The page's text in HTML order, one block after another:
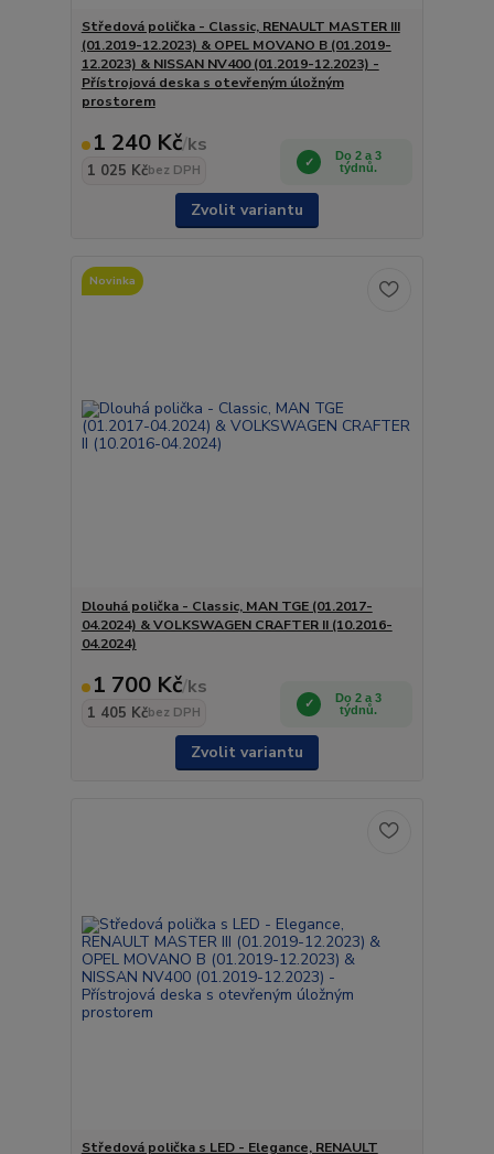
Středová polička - Classic, RENAULT MASTER III
(01.2019-12.2023) & OPEL MOVANO B (01.2019-
12.2023) & NISSAN NV400 (01.2019-12.2023) -
Přístrojová deska s otevřeným úložným
prostorem
1 240 Kč/ks
1 025 Kčbez DPH
Do 2 a 3
týdnů.
Zvolit variantu
Novinka
Dlouhá polička - Classic, MAN TGE (01.2017-
04.2024) & VOLKSWAGEN CRAFTER II (10.2016-
04.2024)
1 700 Kč/ks
1 405 Kčbez DPH
Do 2 a 3
týdnů.
Zvolit variantu
Středová polička s LED - Elegance, RENAULT